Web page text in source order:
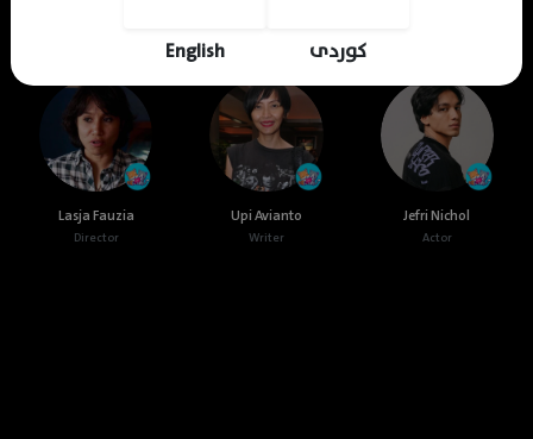
English کوردی Cast & Crew
Lasja Fauzia
Director
Upi Avianto
Writer
Jefri Nichol
Actor